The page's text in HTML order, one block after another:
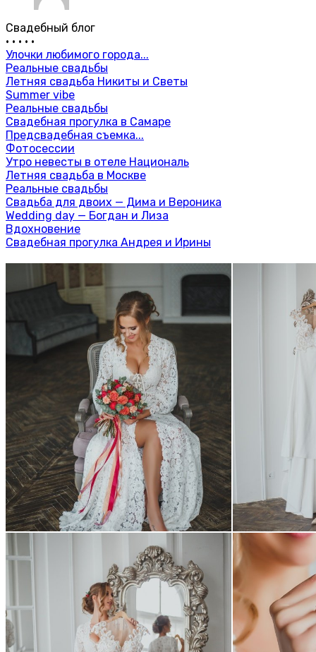
Свадебный блог
• • • • •
Улочки любимого города...
Реальные свадьбы
Летняя свадьба Никиты и Светы
Summer vibe
Реальные свадьбы
Свадебная прогулка в Самаре
Предсвадебная съемка...
Фотосессии
Утро невесты в отеле Националь
Летняя свадьба в Москве
Реальные свадьбы
Свадьба для двоих — Дима и Вероника
Wedding day — Богдан и Лиза
Вдохновение
Свадебная прогулка Андрея и Ирины